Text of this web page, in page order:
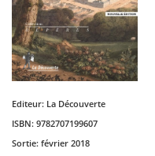
Editeur: La Découverte
ISBN: 9782707199607
Sortie: février 2018